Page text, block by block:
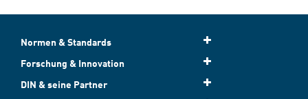
Normen & Standards
Forschung & Innovation
DIN & seine Partner